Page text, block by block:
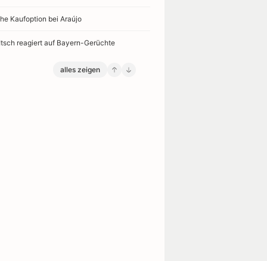
Kaufoption bei Araújo
reagiert auf Bayern-Gerüchte
alles zeigen